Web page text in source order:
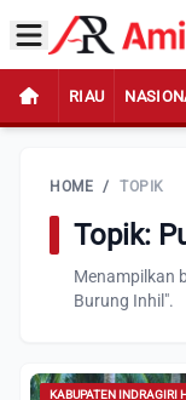
RIAU
HOME / TOPIK
Topik:
Menampilkan
Burung Inhil".
KABUPATEN INDRAGIRI